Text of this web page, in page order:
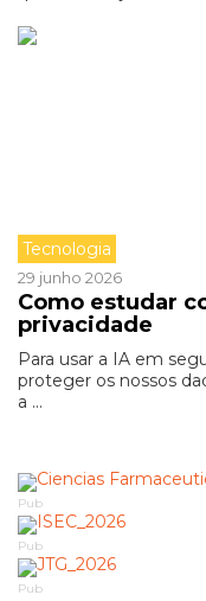
Tecnologia
29 junho 2026
Como estudar
privacidade
Para usar a IA em
proteger os nossos
a ...
Pub
Pub
Pub